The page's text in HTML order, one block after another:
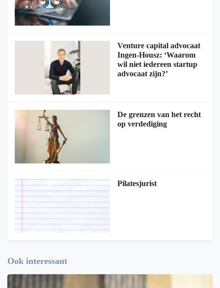
Venture capital advocaat
Ingen-Housz: ‘Waarom
wil niet iedereen startup
advocaat zijn?’
De grenzen van het recht
op verdediging
Pilatesjurist
Ook interessant